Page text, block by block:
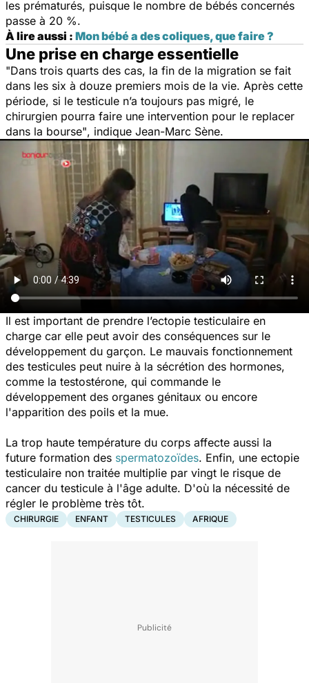
les prématurés, puisque le nombre de bébés concernés
passe à 20 %.
À lire aussi : Mon bébé a des coliques, que faire ?
Une prise en charge essentielle
"Dans trois quarts des cas, la fin de la migration se fait
dans les six à douze premiers mois de la vie. Après cette
période, si le testicule n’a toujours pas migré, le
chirurgien pourra faire une intervention pour le replacer
dans la bourse", indique Jean-Marc Sène.
Il est important de prendre l’ectopie testiculaire en
charge car elle peut avoir des conséquences sur le
développement du garçon. Le mauvais fonctionnement
des testicules peut nuire à la sécrétion des hormones,
comme la testostérone, qui commande le
développement des organes génitaux ou encore
l'apparition des poils et la mue.
La trop haute température du corps affecte aussi la
future formation des spermatozoïdes. Enfin, une ectopie
testiculaire non traitée multiplie par vingt le risque de
cancer du testicule à l'âge adulte. D'où la nécessité de
régler le problème très tôt.
CHIRURGIE ENFANT TESTICULES AFRIQUE